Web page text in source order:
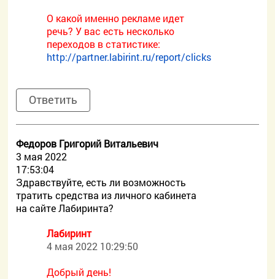
О какой именно рекламе идет
речь? У вас есть несколько
переходов в статистике:
http://partner.labirint.ru/report/clicks
Ответить
Федоров Григорий Витальевич
3 мая 2022
17:53:04
Здравствуйте, есть ли возможность
тратить средства из личного кабинета
на сайте Лабиринта?
Лабиринт
4 мая 2022 10:29:50
Добрый день!